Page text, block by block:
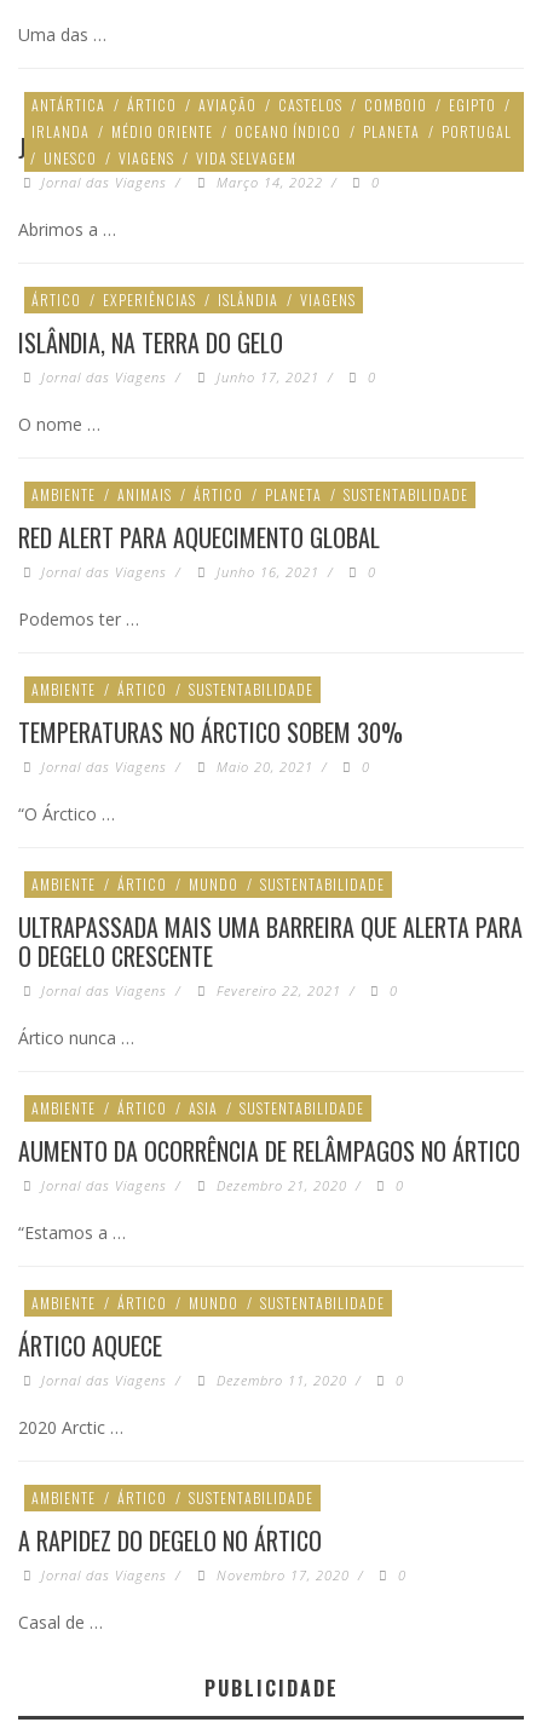
Uma das …
ANTÁRTICA / ÁRTICO / AVIAÇÃO / CASTELOS / COMBOIO / EGIPTO /
IRLANDA / MÉDIO ORIENTE / OCEANO ÍNDICO / PLANETA / PORTUGAL
/ UNESCO / VIAGENS / VIDA SELVAGEM
JÁ NAS BANCAS!
Jornal das Viagens / Março 14, 2022 / 0
Abrimos a …
ÁRTICO / EXPERIÊNCIAS / ISLÂNDIA / VIAGENS
ISLÂNDIA, NA TERRA DO GELO
Jornal das Viagens / Junho 17, 2021 / 0
O nome …
AMBIENTE / ANIMAIS / ÁRTICO / PLANETA / SUSTENTABILIDADE
RED ALERT PARA AQUECIMENTO GLOBAL
Jornal das Viagens / Junho 16, 2021 / 0
Podemos ter …
AMBIENTE / ÁRTICO / SUSTENTABILIDADE
TEMPERATURAS NO ÁRCTICO SOBEM 30%
Jornal das Viagens / Maio 20, 2021 / 0
“O Árctico …
AMBIENTE / ÁRTICO / MUNDO / SUSTENTABILIDADE
ULTRAPASSADA MAIS UMA BARREIRA QUE ALERTA PARA
O DEGELO CRESCENTE
Jornal das Viagens / Fevereiro 22, 2021 / 0
Ártico nunca …
AMBIENTE / ÁRTICO / ASIA / SUSTENTABILIDADE
AUMENTO DA OCORRÊNCIA DE RELÂMPAGOS NO ÁRTICO
Jornal das Viagens / Dezembro 21, 2020 / 0
“Estamos a …
AMBIENTE / ÁRTICO / MUNDO / SUSTENTABILIDADE
ÁRTICO AQUECE
Jornal das Viagens / Dezembro 11, 2020 / 0
2020 Arctic …
AMBIENTE / ÁRTICO / SUSTENTABILIDADE
A RAPIDEZ DO DEGELO NO ÁRTICO
Jornal das Viagens / Novembro 17, 2020 / 0
Casal de …
PUBLICIDADE